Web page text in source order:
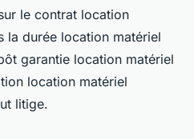
le contrat location
la durée location matériel
garantie location matériel
location matériel
litige.